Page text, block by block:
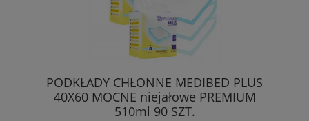
PODKŁADY CHŁONNE MEDIBED PLUS
40X60 MOCNE niejałowe PREMIUM
510ml 90 SZT.